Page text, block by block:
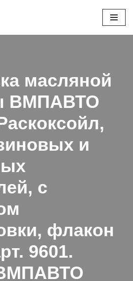
масляной
ВМПАВТО
и
с
флакон
9601.